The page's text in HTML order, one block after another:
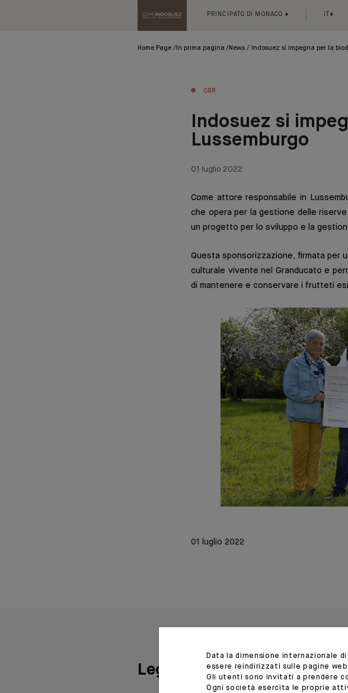
PRINCIPATO DI MONACO
Home Page In prima pagina News Indosuez si impegna per la
CSR
Indosuez si
Lussemburgo
01 luglio 2022
Come attore responsabile in
che opera per la gestione delle
un progetto per lo sviluppo e la
Questa sponsorizzazione, firmata per
culturale vivente nel Granducato e
di mantenere e conservare i frutteti
01 luglio 2022
Leggete anche
Data la dimensione internazionale
essere reindirizzati sulle pagine
Gli utenti sono invitati a prendere
Ogni società esercita le proprie